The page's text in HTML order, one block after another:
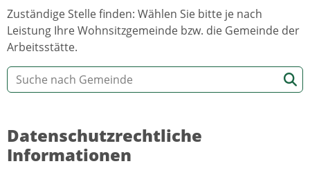
Zuständige Stelle finden: Wählen Sie bitte je nach
Leistung Ihre Wohnsitzgemeinde bzw. die Gemeinde der
Arbeitsstätte.
Datenschutzrechtliche
Informationen